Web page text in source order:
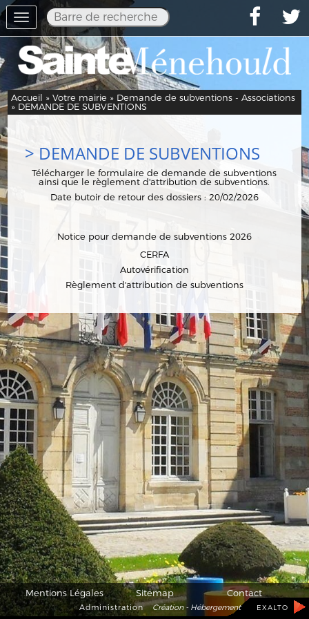
Toggle
navigation
Accueil »Votre mairie » Demande de subventions - Associations
» DEMANDE DE SUBVENTIONS
> DEMANDE DE SUBVENTIONS
Télécharger le formulaire de demande de subventions
ainsi que le règlement d'attribution de subventions.
Date butoir de retour des dossiers : 20/02/2026
Notice pour demande de subventions 2026
CERFA
Autovérification
Règlement d'attribution de subventions
Mentions Légales Sitemap Contact
Administration Création - Hébergement EXALTO